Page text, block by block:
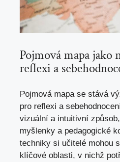
Pojmová mapa jako
reflexi a
Pojmová mapa se stává
pro reflexi a
vizuální a intuitivní
myšlenky a pedagogické
techniky si učitelé mohou
klíčové oblasti, v nichž